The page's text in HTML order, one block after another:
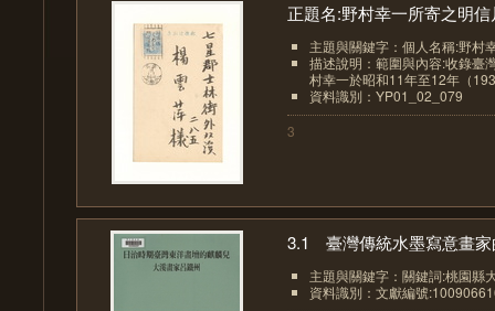
正題名:野村幸一所寄之明信
主題與關鍵字：個人名稱:野村
描述說明：範圍與內容:收錄臺
村幸一於昭和11年至12年（
資料識別：YP01_02_079
3
3.1 臺灣傳統水墨寫意畫家
主題與關鍵字：關鍵詞:桃園縣
資料識別：文獻編號